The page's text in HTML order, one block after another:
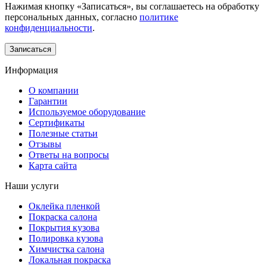
Нажимая кнопку «Записаться», вы соглашаетесь на обработку
персональных данных, согласно политике
конфиденциальности.
Информация
О компании
Гарантии
Используемое оборудование
Сертификаты
Полезные статьи
Отзывы
Ответы на вопросы
Карта сайта
Наши услуги
Оклейка пленкой
Покраска салона
Покрытия кузова
Полировка кузова
Химчистка салона
Локальная покраска